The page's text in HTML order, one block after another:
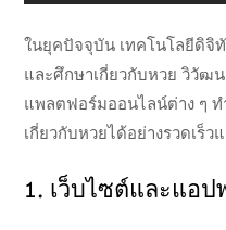
ในยุคปัจจุบัน เทคโนโลยีดิจิ
และศึกษาเกี่ยวกับหวย วิวัฒ
แพลตฟอร์มออนไลน์ต่าง ๆ ท
เกี่ยวกับหวยได้อย่างรวดเร็
1. เว็บไซต์และแอป